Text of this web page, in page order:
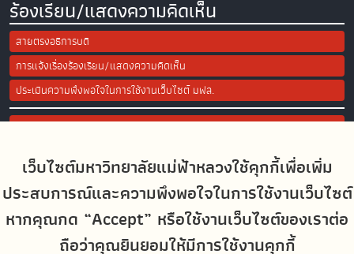
เว็บไซต์มหาวิทยาลัยแม่ฟ้าหลวงใช้คุกกี้เพื่อเพิ่ม
ประสบการณ์และความพึงพอใจในการใช้งานเว็บไซต์
หากคุณกด “Accept” หรือใช้งานเว็บไซต์ของเราต่อ
ถือว่าคุณยินยอมให้มีการใช้งานคุกกี้
ร้องเรียน/แสดงความคิดเห็น
สายตรงอธิการบดี
การแจ้งเรื่องร้องเรียน/แสดงความคิดเห็น
ประเมินความพึงพอใจในการใช้งานเว็บไซต์ มฟล.
Site Map
Social Media